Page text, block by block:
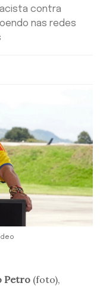
contra
nas redes
Petro (foto),